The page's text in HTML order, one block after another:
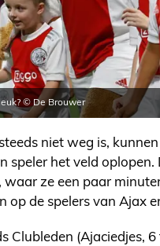
© De Brouwer
niet weg is,
speler het veld
ze een paar
op de spelers van Ajax
Clubleden (Ajaciedjes,